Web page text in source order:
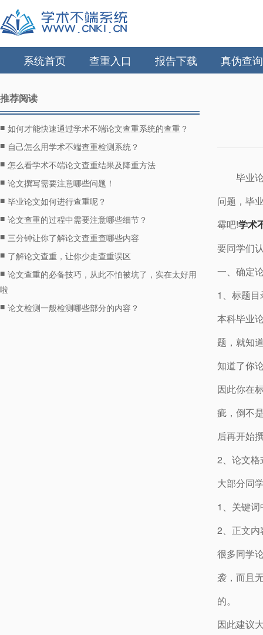
系统首页 查重入口 报告下载 真伪查询
推荐阅读
■ 如何才能快速通过学术不端论文查重系统的查重？
■ 自己怎么用学术不端查重检测系统？
■ 怎么看学术不端论文查重结果及降重方法
■ 论文撰写需要注意哪些问题！
■ 毕业论文如何进行查重呢？
■ 论文查重的过程中需要注意哪些细节？
■ 三分钟让你了解论文查重查哪些内容
■ 了解论文查重，让你少走查重误区
■ 论文查重的必备技巧，从此不怕被坑了，实在太好用
啦
■ 论文检测一般检测哪些部分的内容？
毕业
问题，毕
霉吧!学术
要同学们
一、确定
1、标题
本科毕业
题，就知
知道了你
因此你在
疵，倒不
后再开始
2、论文
大部分同
1、关键
2、正文
很多同学
袭，而且
的。
因此建议